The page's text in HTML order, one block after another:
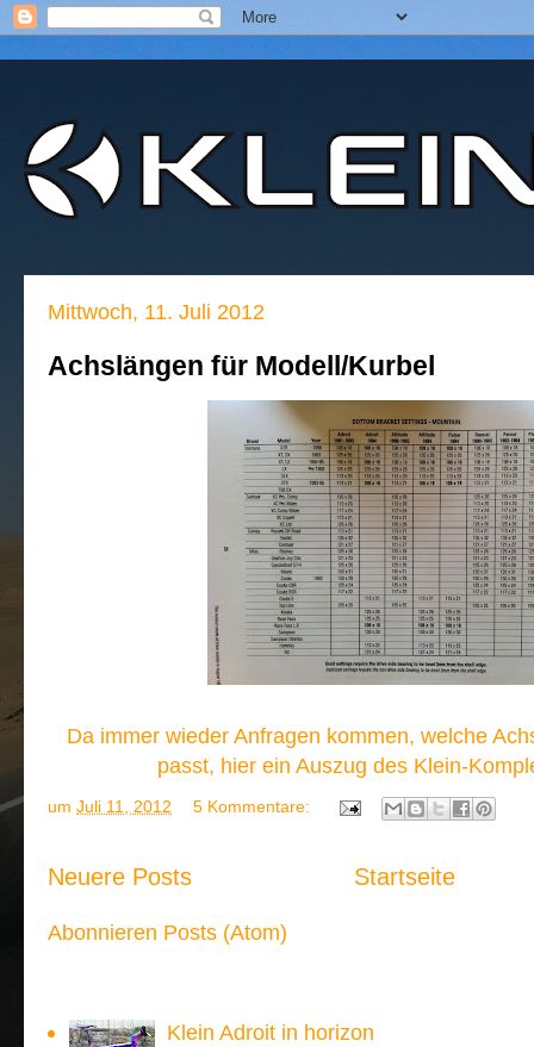
Mittwoch, 11. Juli 2012
Achslängen für Modell/Kurbel
Da immer wieder Anfragen kommen, welche
passt, hier ein Auszug des Klein-
um Juli 11, 2012 5 Kommentare:
Neuere Posts Startseite
Abonnieren Posts (Atom)
Klein Adroit in horizon